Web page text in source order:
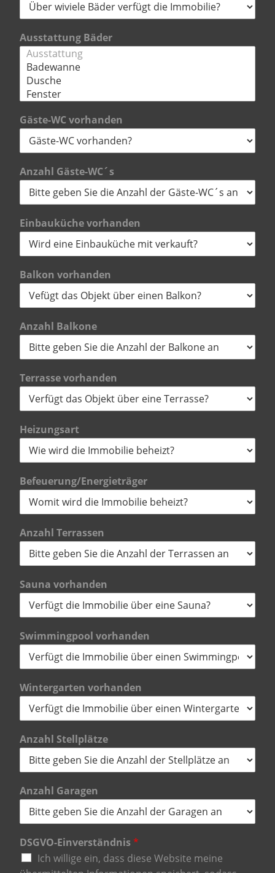
Ausstattung Bäder
Gäste-WC vorhanden
Anzahl Gäste-WC´s
Einbauküche vorhanden
Balkon vorhanden
Anzahl Balkone
Terrasse vorhanden
Heizungsart
Befeuerung/Energieträger
Anzahl Terrassen
Sauna vorhanden
Swimmingpool vorhanden
Wintergarten vorhanden
Anzahl Stellplätze
Anzahl Garagen
DSGVO-Einverständnis*
Ich willige ein, dass diese Website meine